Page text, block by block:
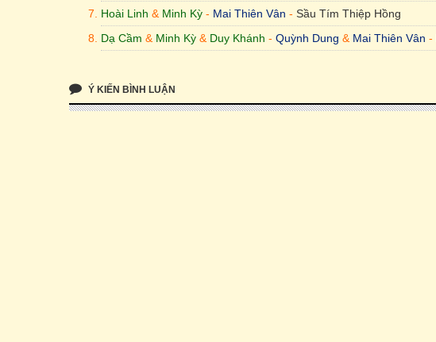
Hoài Linh & Minh Kỳ - Mai Thiên Vân - Sầu Tím Thiệp Hồng
Dạ Cầm & Minh Kỳ & Duy Khánh - Quỳnh Dung & Mai Thiên Vân -
Ý KIẾN BÌNH LUẬN